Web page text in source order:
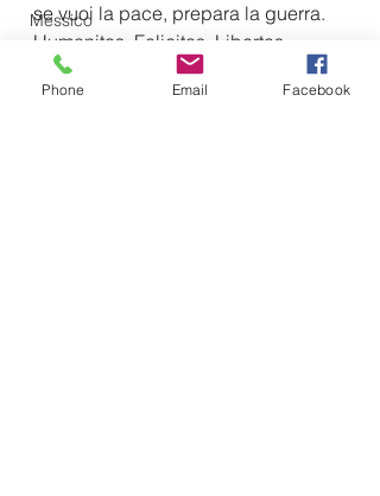
Messico
Argentina
Brasile
se vuoi la pace, prepara la guerra.
Humanitas, Felicitas, Libertas...
Phone Email Facebook